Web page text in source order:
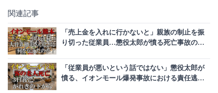
関連記事
「売上金を入れに行かないと」親族の制止を振
り切った従業員…懲役太郎が憤る死亡事故の不
「従業員が悪いという話ではない」懲役太郎が
憤る、イオンモール爆発事故における責任逃れ